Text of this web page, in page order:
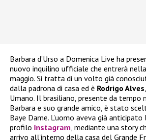
Barbara d’Urso a Domenica Live ha
nuovo inquilino ufficiale che entrerà
maggio. Si tratta di un volto già
dalla padrona di casa ed è Rodrigo Alves
Umano. Il brasiliano, presente da tempo
Barbara e suo grande amico, è stato
Baye Dame. L’uomo aveva già
profilo Instagram , mediante una story
arrivo all’interno della casa del Grande